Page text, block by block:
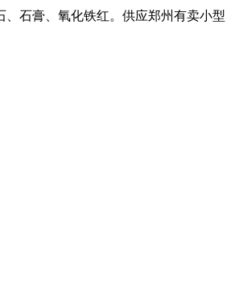
石膏、氧化铁红。供应郑州有卖小型